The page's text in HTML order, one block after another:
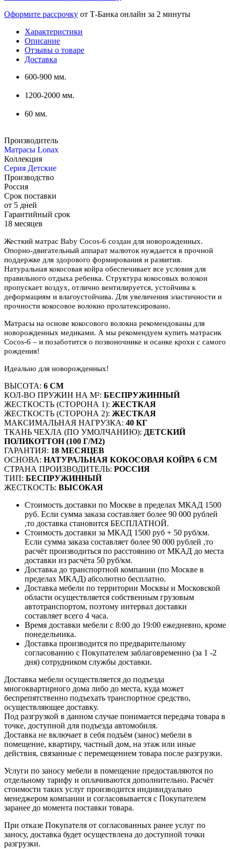
Оформите рассрочку от Т-Банка онлайн за 2 минуты
Характеристики
Описание
Отзывы о товаре
Доставка
600-900 мм.
1200-2000 мм.
60 мм.
Производитель
Матрасы Lonax
Коллекция
Серия Детские
Производство
Россия
Срок поставки
от 5 дней
Гарантийный срок
18 месяцев
Жесткий матрас Baby Cocos-6 создан для новорожденных.
Опорно-двигательный аппарат малюток нуждается в прочной
поддержке для здорового формирования и развития.
Натуральная кокосовая койра обеспечивает все условия для
правильного отдыха ребенка. Структура кокосовых волокон
пропускает воздух, отлично вентилируется, устойчива к
деформациям и влагоустойчива. Для увеличения эластичности и
прочности кокосовое волокно пролатексировано.
Матрасы на основе кокосового волокна рекомендованы для
новорожденных медиками. А мы рекомендуем купить матрасик
Cocos-6 – и позаботится о позвоночнике и осанке крохи с самого
рождения!
Идеально для новорожденных!
ВЫСОТА: 6 СМ
КОЛ-ВО ПРУЖИН НА М²: БЕСПРУЖИННЫЙ
ЖЕСТКОСТЬ (СТОРОНА 1): ЖЕСТКАЯ
ЖЕСТКОСТЬ (СТОРОНА 2): ЖЕСТКАЯ
МАКСИМАЛЬНАЯ НАГРУЗКА: 40 КГ
ТКАНЬ ЧЕХЛА (ПО УМОЛЧАНИЮ): ДЕТСКИЙ
ПОЛИКОТТОН (100 Г/М2)
ГАРАНТИЯ: 18 МЕСЯЦЕВ
ОСНОВА: НАТУРАЛЬНАЯ КОКОСОВАЯ КОЙРА 6 СМ
СТРАНА ПРОИЗВОДИТЕЛЬ: РОССИЯ
ТИП: БЕСПРУЖИННЫЙ
ЖЕСТКОСТЬ: ВЫСОКАЯ
Стоимость доставки по Москве в пределах МКАД 1500
руб. Если сумма заказа составляет более 90 000 рублей
,то доставка становится БЕСПЛАТНОЙ.
Стоимость доставки за МКАД 1500 руб + 50 руб/км.
Если сумма заказа составляет более 90 000 рублей ,то
расчёт производиться по расстоянию от МКАД до места
доставки из расчёта 50 руб/км.
Доставка до транспортной компании (по Москве в
пределах МКАД) абсолютно бесплатно.
Доставка мебели по территории Москвы и Московской
области осуществляется собственным грузовым
автотранспортом, поэтому интервал доставки
составляет всего 4 часа.
Время доставки мебели с 8:00 до 19:00 ежедневно, кроме
понедельника.
Доставка производится по предварительному
согласованию с Покупателем заблаговременно (за 1 -2
дня) сотрудником службы доставки.
Доставка мебели осуществляется до подъезда
многоквартирного дома либо до места, куда может
беспрепятственно подъехать транспортное средство,
осуществляющее доставку.
Под разгрузкой в данном случае понимается передача товара в
точке, доступной для подъезда автомобиля.
Доставка не включает в себя подъём (занос) мебели в
помещение, квартиру, частный дом, на этаж или иные
действия, связанные с перемещением товара после разгрузки.
Услуги по заносу мебели в помещение предоставляются по
отдельному тарифу и оплачиваются дополнительно. Расчёт
стоимости таких услуг производится индивидуально
менеджером компании и согласовывается с Покупателем
заранее до момента поставки товара.
При отказе Покупателя от согласованных ранее услуг по
заносу, доставка будет осуществлена до доступной точки
разгрузки.